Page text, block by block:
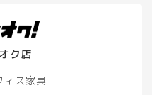
ク店
ィス家具